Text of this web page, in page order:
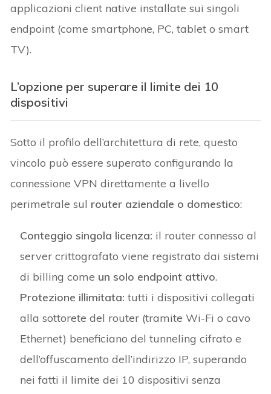
applicazioni client native installate sui singoli
endpoint (come smartphone, PC, tablet o smart
TV).
L’opzione per superare il limite dei 10
dispositivi
Sotto il profilo dell’architettura di rete, questo
vincolo può essere superato configurando la
connessione VPN direttamente a livello
perimetrale sul router aziendale o domestico:
Conteggio singola licenza: il router connesso al
server crittografato viene registrato dai sistemi
di billing come un solo endpoint attivo.
Protezione illimitata: tutti i dispositivi collegati
alla sottorete del router (tramite Wi-Fi o cavo
Ethernet) beneficiano del tunneling cifrato e
dell’offuscamento dell’indirizzo IP, superando
nei fatti il limite dei 10 dispositivi senza